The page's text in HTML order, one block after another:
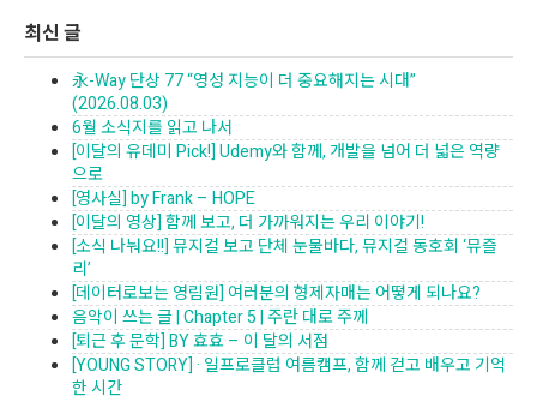
최신 글
永-Way 단상 77 “영성 지능이 더 중요해지는 시대”
(2026.08.03)
6월 소식지를 읽고 나서
[이달의 유데미 Pick!] Udemy와 함께, 개발을 넘어 더 넓은 역량
으로
[영사실] by Frank – HOPE
[이달의 영상] 함께 보고, 더 가까워지는 우리 이야기!
[소식 나눠요!!] 뮤지컬 보고 단체 눈물바다, 뮤지컬 동호회 ‘뮤즐
리’
[데이터로보는 영림원] 여러분의 형제자매는 어떻게 되나요?
음악이 쓰는 글 | Chapter 5 | 주란 대로 주께
[퇴근 후 문학] BY 효효 – 이 달의 서점
[YOUNG STORY] · 일프로클럽 여름캠프, 함께 걷고 배우고 기억
한 시간